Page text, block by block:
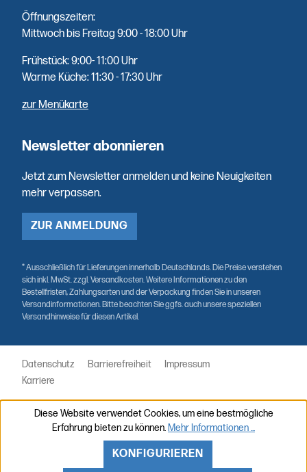
Fisch aus
erster Hand
die Woche
direkt
geliefert.
Öffnungszeiten:
Mittwoch bis Freitag 9:00 - 18:00 Uhr
Frühstück: 9:00- 11:00 Uhr
Warme Küche: 11:30 - 17:30 Uhr
zur Menükarte
Newsletter abonnieren
Jetzt zum Newsletter anmelden und keine Neuigkeiten
mehr verpassen.
ZUR ANMELDUNG
* Ausschließlich für Lieferungen innerhalb Deutschlands. Die Preise verstehen
sich inkl. MwSt. zzgl. Versandkosten. Weitere Informationen zu den
Bestellfristen, Zahlungsarten und der Verpackung finden Sie in unseren
Versandinformationen. Bitte beachten Sie ggfs. auch unsere speziellen
Versandhinweise für diesen Artikel.
Datenschutz Barrierefreiheit
Impressum
Karriere
Diese Website verwendet Cookies, um eine bestmögliche
Erfahrung bieten zu können. Mehr Informationen ...
KONFIGURIEREN